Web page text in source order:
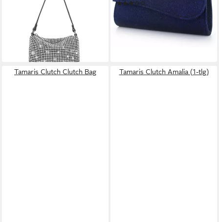
Kristallbesatz & abnehmbarer
Kette, Silber
25,59 € 39,99 €
lieferbar - in 2-3 Werktagen bei dir
(1)
59,99 €
lieferbar - in 3-4 Werktagen bei dir
Tamaris Clutch Clutch Bag Tamaris Clutch Amalia (1-tlg)